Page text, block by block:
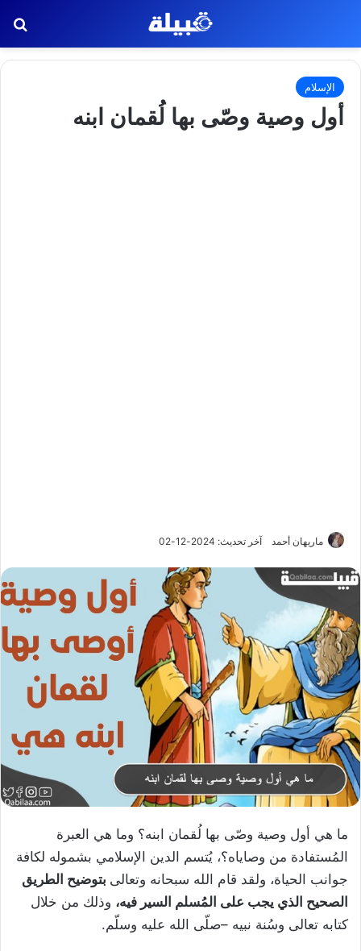
الإسلام
أول وصية وصّى بها لُقمان ابنه
ماريهان أحمد آخر تحديث: 2024-12-02
ما هي أول وصية وصّى بها لُقمان ابنه؟ وما هي العبرة
المُستفادة من وصاياه؟، يُتسم الدين الإسلامي بشموله لكافة
جوانب الحياة، ولقد قام الله سبحانه وتعالى بتوضيح الطريق
الصحيح الذي يجب على المُسلم السير فيه، وذلك من خلال
كتابه تعالى وسُنة نبيه –صلّى الله عليه وسلّم.